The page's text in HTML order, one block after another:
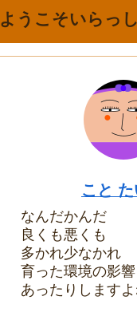
ようこそいらっ
こと た
なんだかんだ
良くも悪くも
多かれ少なかれ
育った環境の影
あったりしますよ